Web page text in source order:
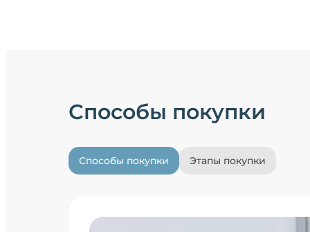
Способы покупки
Способы покупки Этапы покупки